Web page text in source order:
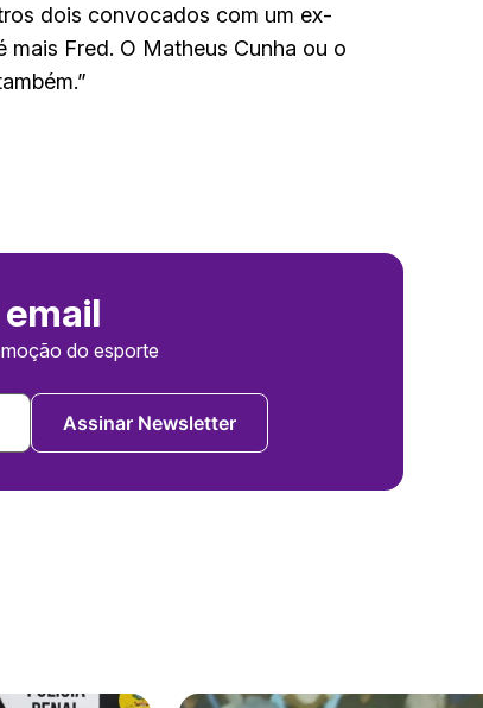
dois convocados com um ex-
mais Fred. O Matheus Cunha ou o
do esporte
Assinar Newsletter